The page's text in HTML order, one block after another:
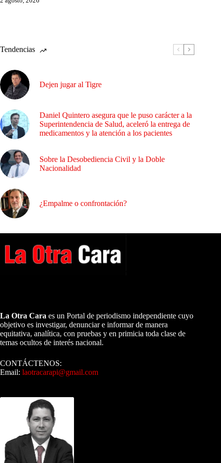
Tendencias
Dejen jugar al Tigre
Daniel Quintero asegura que le puso carácter a la
Superintendencia de Salud, aceleró la entrega de
medicamentos y la atención a los pacientes
Sobre la Desobediencia Civil y la Doble
Nacionalidad
¿Empalme o confrontación?
La Otra Cara es un Portal de periodismo independiente cuyo
objetivo es investigar, denunciar e informar de manera
equitativa, analítica, con pruebas y en primicia toda clase de
temas ocultos de interés nacional.
CONTÁCTENOS:
Email: laotracarapi@gmail.com